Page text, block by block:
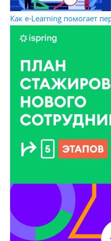
Как e-Learning помогает